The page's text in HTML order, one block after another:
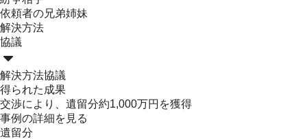
依頼者の兄弟姉妹
解決方法
協議
解決方法協議
得られた成果
交渉により、遺留分約1,000万円を獲得
事例の詳細を見る
遺留分